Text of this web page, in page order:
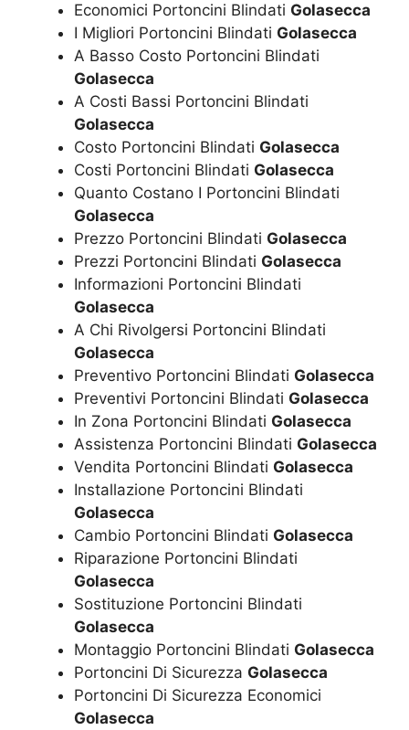
Economici Portoncini Blindati Golasecca
I Migliori Portoncini Blindati Golasecca
A Basso Costo Portoncini Blindati
Golasecca
A Costi Bassi Portoncini Blindati
Golasecca
Costo Portoncini Blindati Golasecca
Costi Portoncini Blindati Golasecca
Quanto Costano I Portoncini Blindati
Golasecca
Prezzo Portoncini Blindati Golasecca
Prezzi Portoncini Blindati Golasecca
Informazioni Portoncini Blindati
Golasecca
A Chi Rivolgersi Portoncini Blindati
Golasecca
Preventivo Portoncini Blindati Golasecca
Preventivi Portoncini Blindati Golasecca
In Zona Portoncini Blindati Golasecca
Assistenza Portoncini Blindati Golasecca
Vendita Portoncini Blindati Golasecca
Installazione Portoncini Blindati
Golasecca
Cambio Portoncini Blindati Golasecca
Riparazione Portoncini Blindati
Golasecca
Sostituzione Portoncini Blindati
Golasecca
Montaggio Portoncini Blindati Golasecca
Portoncini Di Sicurezza Golasecca
Portoncini Di Sicurezza Economici
Golasecca